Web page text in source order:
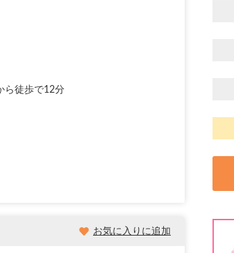
ら徒歩で12分
お気に入りに追加